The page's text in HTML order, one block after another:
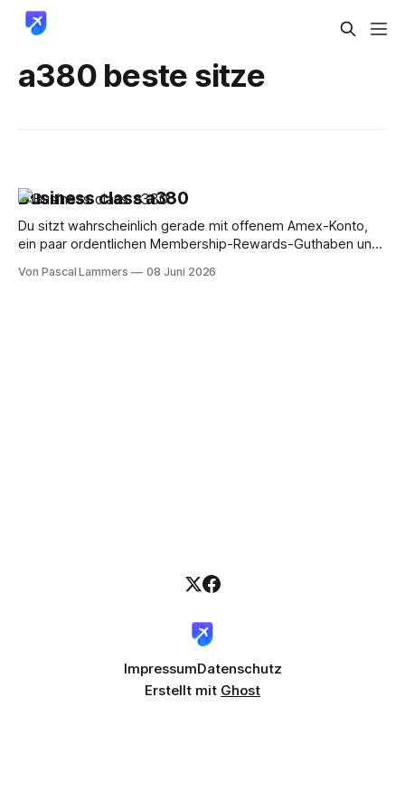
a380 beste sitze
Business class a380
Du sitzt wahrscheinlich gerade mit offenem Amex-Konto,
ein paar ordentlichen Membership-Rewards-Guthaben und
ich endlich in die Business Class im A380, ohne blind Punkte
Von Pascal Lammers 08 Juni 2026
ImpressumDatenschutz
Erstellt mit Ghost